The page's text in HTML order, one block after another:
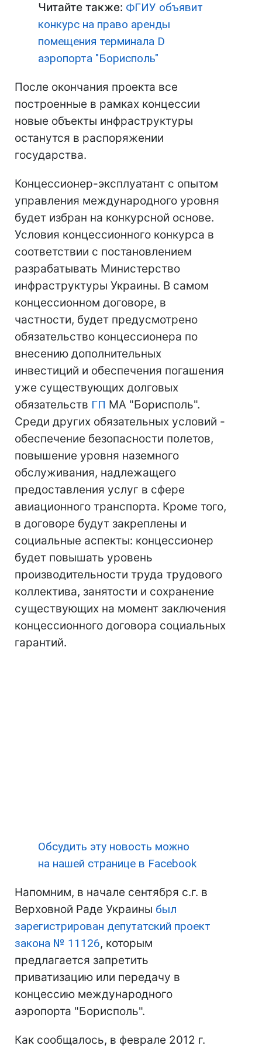
Читайте также: ФГИУ объявит
конкурс на право аренды
помещения терминала D
аэропорта "Борисполь"
После окончания проекта все
построенные в рамках концессии
новые объекты инфраструктуры
останутся в распоряжении
государства.
Концессионер-эксплуатант с опытом
управления международного уровня
будет избран на конкурсной основе.
Условия концессионного конкурса в
соответствии с постановлением
разрабатывать Министерство
инфраструктуры Украины. В самом
концессионном договоре, в
частности, будет предусмотрено
обязательство концессионера по
внесению дополнительных
инвестиций и обеспечения погашения
уже существующих долговых
обязательств ГП МА "Борисполь".
Среди других обязательных условий -
обеспечение безопасности полетов,
повышение уровня наземного
обслуживания, надлежащего
предоставления услуг в сфере
авиационного транспорта. Кроме того,
в договоре будут закреплены и
социальные аспекты: концессионер
будет повышать уровень
производительности труда трудового
коллектива, занятости и сохранение
существующих на момент заключения
концессионного договора социальных
гарантий.
Обсудить эту новость можно
на нашей странице в Facebook
Напомним, в начале сентября с.г. в
Верховной Раде Украины был
зарегистрирован депутатский проект
закона № 11126, которым
предлагается запретить
приватизацию или передачу в
концессию международного
аэропорта "Борисполь".
Как сообщалось, в феврале 2012 г.